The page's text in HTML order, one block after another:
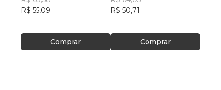
R$ 55,09
Comprar
R$ 50,71
Comprar